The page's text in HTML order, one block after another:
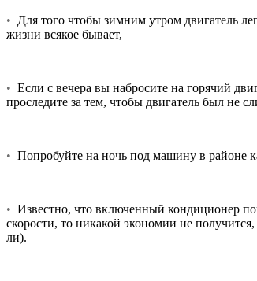
• Для того чтобы зимним утром двигатель
жизни всякое бывает,
• Если с вечера вы набросите на горячий
проследите за тем, чтобы двигатель был не
• Попробуйте на ночь под машину в районе
• Известно, что включенный кондиционер
скорости, то никакой экономии не
ли).